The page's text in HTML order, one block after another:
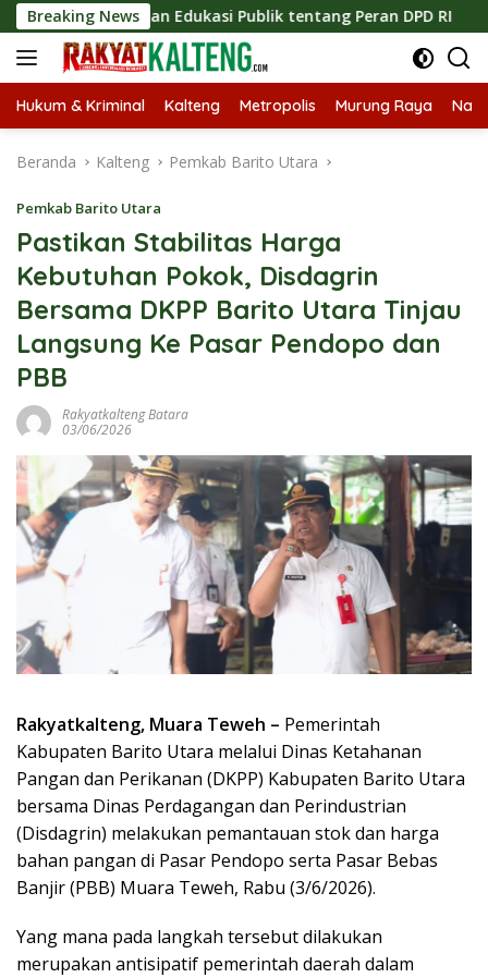
Langsung
ke
konten
Breaking News
Edukasi Publik tentang Peran DPD RI
Hukum & Kriminal Kalteng Metropolis Murung Raya
Beranda Kalteng Pemkab Barito Utara
Pemkab Barito Utara
Pastikan Stabilitas Harga
Kebutuhan Pokok, Disdagrin
Bersama DKPP Barito Utara Tinjau
Langsung Ke Pasar Pendopo dan
PBB
Rakyatkalteng Batara
03/06/2026
Rakyatkalteng, Muara Teweh – Pemerintah
Kabupaten Barito Utara melalui Dinas Ketahanan
Pangan dan Perikanan (DKPP) Kabupaten Barito Utara
bersama Dinas Perdagangan dan Perindustrian
(Disdagrin) melakukan pemantauan stok dan harga
bahan pangan di Pasar Pendopo serta Pasar Bebas
Banjir (PBB) Muara Teweh, Rabu (3/6/2026).
Yang mana pada langkah tersebut dilakukan
merupakan antisipatif pemerintah daerah dalam